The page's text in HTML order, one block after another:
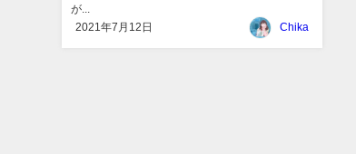
が...
2021年7月12日
Chika